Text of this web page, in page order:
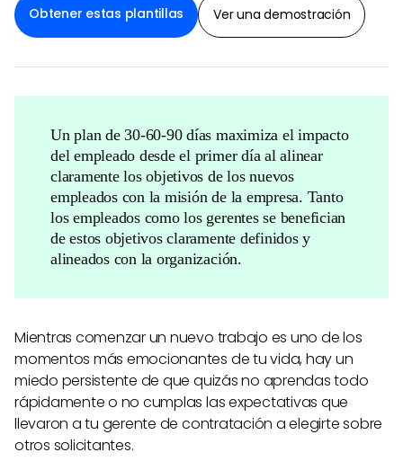
Obtener estas plantillas Ver una demostración
Un plan de 30-60-90 días maximiza el impacto
del empleado desde el primer día al alinear
claramente los objetivos de los nuevos
empleados con la misión de la empresa. Tanto
los empleados como los gerentes se benefician
de estos objetivos claramente definidos y
alineados con la organización.
Mientras comenzar un nuevo trabajo es uno de los
momentos más emocionantes de tu vida, hay un
miedo persistente de que quizás no aprendas todo
rápidamente o no cumplas las expectativas que
llevaron a tu gerente de contratación a elegirte sobre
otros solicitantes.